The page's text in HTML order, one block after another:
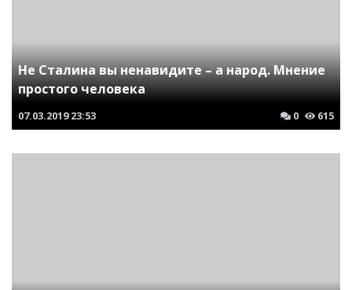
Не Сталина вы ненавидите – а народ. Мнение
простого человека
07.03.2019 23:53 0 615